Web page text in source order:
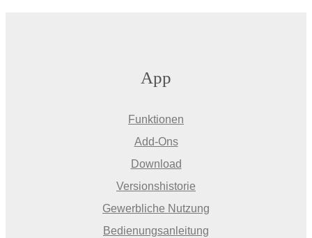
App
Funktionen
Add-Ons
Download
Versionshistorie
Gewerbliche Nutzung
Bedienungsanleitung